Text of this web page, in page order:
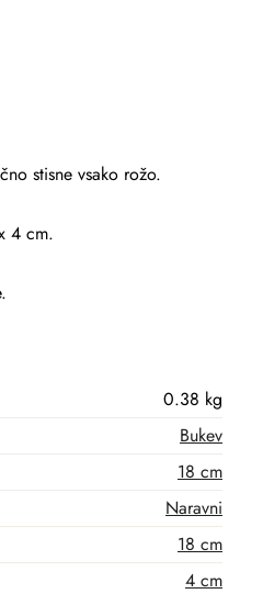
stisne vsako rožo.
4 cm.
0.38 kg
Bukev
18 cm
Naravni
18 cm
4 cm